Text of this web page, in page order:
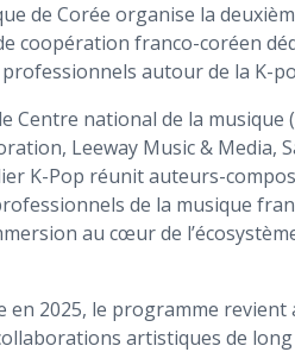
de Corée organise la
coopération franco-coréen
autour de la K-
Centre national de la musique
Leeway Music & Media,
K-Pop réunit auteurs-
de la musique
au cœur de
2025, le programme revient
artistiques de